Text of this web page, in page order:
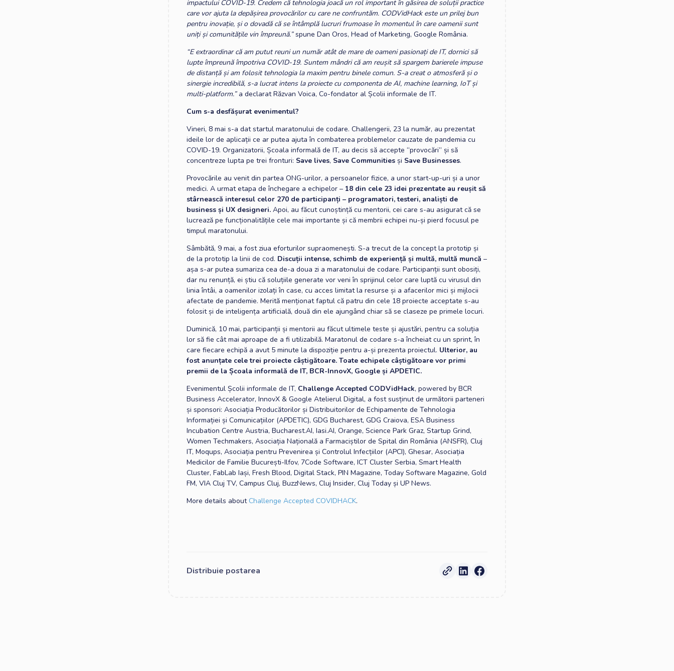
impactului COVID-19. Credem că tehnologia joacă un rol important în găsirea de soluții practice
care vor ajuta la depășirea provocărilor cu care ne confruntăm. CODVidHack este un prilej bun
pentru inovație, și o dovadă că se întâmplă lucruri frumoase în momentul în care oamenii sunt
uniți și comunitățile vin împreună.”spune Dan Oros, Head of Marketing, Google România.
“E extraordinar că am putut reuni un număr atât de mare de oameni pasionați de IT, dornici să
lupte împreună împotriva COVID-19. Suntem mândri că am reușit să spargem barierele impuse
de distanță și am folosit tehnologia la maxim pentru binele comun. S-a creat o atmosferă și o
sinergie incredibilă, s-a lucrat intens la proiecte cu componenta de AI, machine learning, IoT și
multi-platform.”a declarat Răzvan Voica, Co-fondator al Școlii informale de IT.
Cum s-a desfășurat evenimentul?
Vineri, 8 mai s-a dat startul maratonului de codare. Challengerii, 23 la număr, au prezentat
ideile lor de aplicații ce ar putea ajuta în combaterea problemelor cauzate de pandemia cu
COVID-19. Organizatorii, Școala informală de IT, au decis să accepte “provocări” și să
concentreze lupta pe trei fronturi: Save lives, Save Communities și Save Businesses.
Provocările au venit din partea ONG-urilor, a persoanelor fizice, a unor start-up-uri și a unor
medici. A urmat etapa de închegare a echipelor – 18 din cele 23 idei prezentate au reușit să
stârnească interesul celor 270 de participanți – programatori, testeri, analiști de
business și UX designeri. Apoi, au făcut cunoștință cu mentorii, cei care s-au asigurat că se
lucrează pe funcționalitățile cele mai importante și că membrii echipei nu-și pierd focusul pe
timpul maratonului.
Sâmbătă, 9 mai, a fost ziua eforturilor supraomenești. S-a trecut de la concept la prototip și
de la prototip la linii de cod. Discuții intense, schimb de experiență și multă, multă muncă –
așa s-ar putea sumariza cea de-a doua zi a maratonului de codare. Participanții sunt obosiți,
dar nu renunță, ei știu că soluțiile generate vor veni în sprijinul celor care luptă cu virusul din
linia întâi, a oamenilor izolați în case, cu acces limitat la resurse și a afacerilor mici și mijlocii
afectate de pandemie. Merită menționat faptul că patru din cele 18 proiecte acceptate s-au
folosit și de inteligența artificială, două din ele ajungând chiar să se claseze pe primele locuri.
Duminică, 10 mai, participanții și mentorii au făcut ultimele teste și ajustări, pentru ca soluția
lor să fie cât mai aproape de a fi utilizabilă. Maratonul de codare s-a încheiat cu un sprint, în
care fiecare echipă a avut 5 minute la dispoziție pentru a-și prezenta proiectul. Ulterior, au
fost anunțate cele trei proiecte câștigătoare. Toate echipele câștigătoare vor primi
premii de la Școala informală de IT, BCR-InnovX, Google și APDETIC.
Evenimentul Școlii informale de IT, Challenge Accepted CODVidHack, powered by BCR
Business Accelerator, InnovX & Google Atelierul Digital, a fost susținut de următorii parteneri
și sponsori: Asociația Producătorilor și Distribuitorilor de Echipamente de Tehnologia
Informației și Comunicațiilor (APDETIC), GDG Bucharest, GDG Craiova, ESA Business
Incubation Centre Austria, Bucharest.AI, Iasi.AI, Orange, Science Park Graz, Startup Grind,
Women Techmakers, Asociația Națională a Farmaciștilor de Spital din România (ANSFR), Cluj
IT, Moqups, Asociația pentru Prevenirea și Controlul Infecțiilor (APCI), Ghesar, Asociația
Medicilor de Familie București-Ilfov, 7Code Software, ICT Cluster Serbia, Smart Health
Cluster, FabLab Iași, Fresh Blood, Digital Stack, PIN Magazine, Today Software Magazine, Gold
FM, VIA Cluj TV, Campus Cluj, BuzzNews, Cluj Insider, Cluj Today și UP News.
More details aboutChallenge Accepted COVIDHACK.
Distribuie postarea